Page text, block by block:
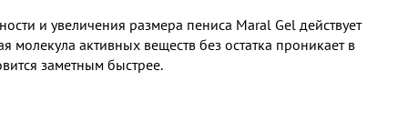
и увеличения размера пениса Maral Gel действует
активных веществ без остатка проникает в
заметным быстрее.